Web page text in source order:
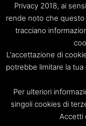
“Società
“Palermo
Sede legale: Palermo –
Palermo – Via
Tel. 091 8397879
Privacy 2018, ai
rende noto che
tracciano
L'accettazione di
potrebbe limitare la
Per ulteriori
singoli cookies di
Accetti